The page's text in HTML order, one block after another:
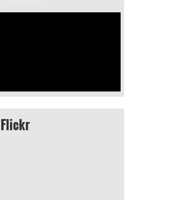
Flickr